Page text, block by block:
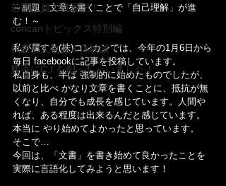
若手社員の成長記！
concanトピックス特別編
代表の人物像＆体験談！
勝手にC.I.を創っちゃいました！
～副題：文章を書くことで「自己理解」が進
む！～
私が属する(株)コンカンでは、今年の1月6日から
毎日 facebookに記事を投稿しています。
私自身も、半ば 強制的に始めたものでしたが、
以前と比べ かなり文章を書くことに、抵抗が無
くなり、自分でも成長を感じています。人間や
れば、ある程度は出来るんだと感じています。
本当に やり始めてよかったと思っています。
そこで…
今回は、「文書」を書き始めて良かったことを
実際に言語化してみようと思います！